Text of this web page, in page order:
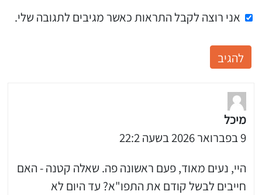
אני רוצה לקבל התראות כאשר מגיבים לתגובה שלי.
מיכל
9 בפברואר 2026 בשעה 22:2
היי, נעים מאוד, פעם ראשונה פה. שאלה קטנה - האם
חייבים לבשל קודם את התפו"א? עד היום לא